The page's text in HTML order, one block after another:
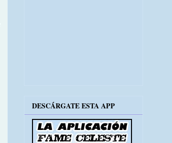
DESCÁRGATE ESTA APP